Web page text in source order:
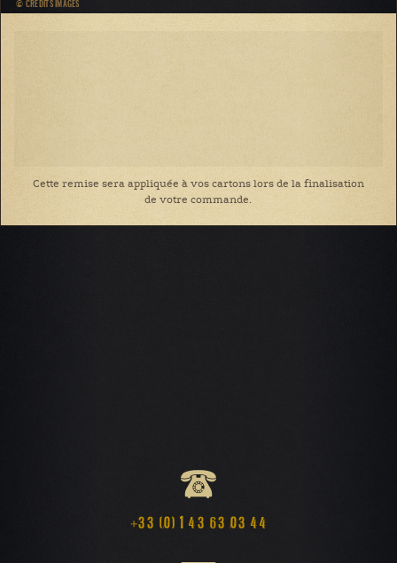
© CRÉDITS IMAGES
Cette remise sera appliquée à vos cartons lors de la finalisation
de votre commande.
+33 (0) 1 43 63 03 44